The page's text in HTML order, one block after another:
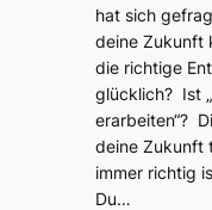
hat sich
deine Zukunft
die richtige
glücklich? Ist
erarbeiten“?
deine Zukunft
immer richtig
Du…